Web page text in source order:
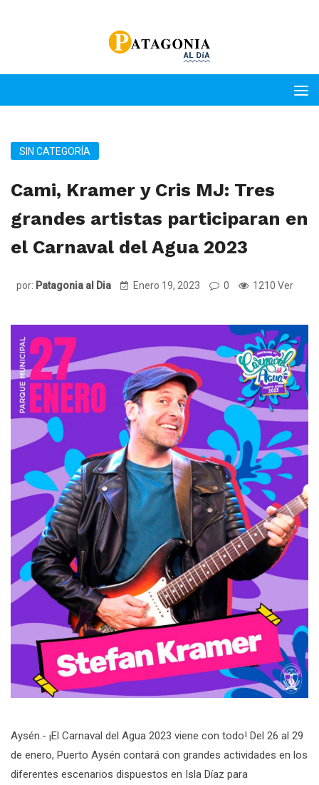
SIN CATEGORÍA
Cami, Kramer y Cris MJ: Tres
grandes artistas participaran en
el Carnaval del Agua 2023
por: Patagonia al Dia Enero 19, 2023 0 1210 Ver
Aysén.- ¡El Carnaval del Agua 2023 viene con todo! Del 26 al 29
de enero, Puerto Aysén contará con grandes actividades en los
diferentes escenarios dispuestos en Isla Díaz para